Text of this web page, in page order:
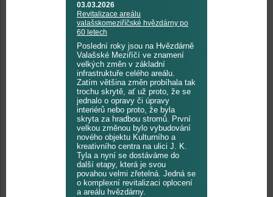
03.03.2026
Revitalizace areálu
valašskomeziříčské hvězdárny po
60 letech
Poslední roky jsou na Hvězdárně
Valašské Meziříčí ve znamení
velkých změn v základní
infrastruktuře celého areálu.
Zatím většina změn probíhala tak
trochu skrytě, ať už proto, že se
jednalo o opravy či úpravy
interiérů nebo proto, že byla
skryta za hradbou stromů. První
velkou změnou bylo vybudování
nového objektu Kulturního a
kreativního centra na ulici J. K.
Tyla a nyní se dostáváme do
další etapy, která je svou
povahou velmi zřetelná. Jedná se
o komplexní revitalizaci oplocení
a areálu hvězdárny.